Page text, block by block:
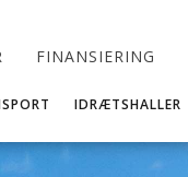
FINANSIERING
IDRÆTSHALLER